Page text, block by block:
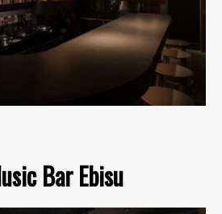
Bar Ebisu